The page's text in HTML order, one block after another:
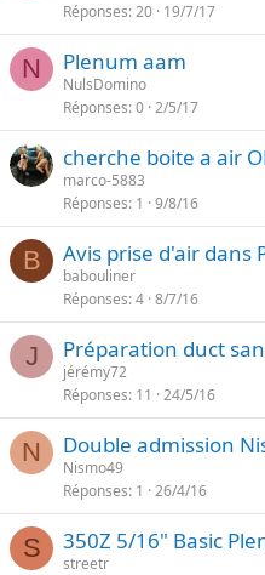
Réponses 20 19/7/17
N Plenum aam
NulsDomino
Réponses 0 2/5/17
cherche boite a air
marco-5883
Réponses 1 9/8/16
B Avis prise d'air dans
babouliner
Réponses 4 8/7/16
J Préparation duct
jérémy72
Réponses 11 24/5/16
N Double admission
Nismo49
Réponses 1 26/4/16
S 350Z 5/16" Basic
streetr